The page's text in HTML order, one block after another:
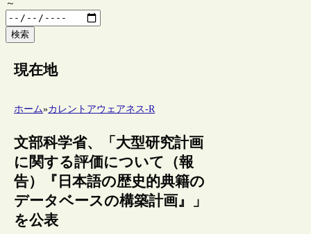
～
検索
現在地
ホーム»カレントアウェアネス-R
文部科学省、「大型研究計画
に関する評価について（報
告）『日本語の歴史的典籍の
データベースの構築計画』」
を公表